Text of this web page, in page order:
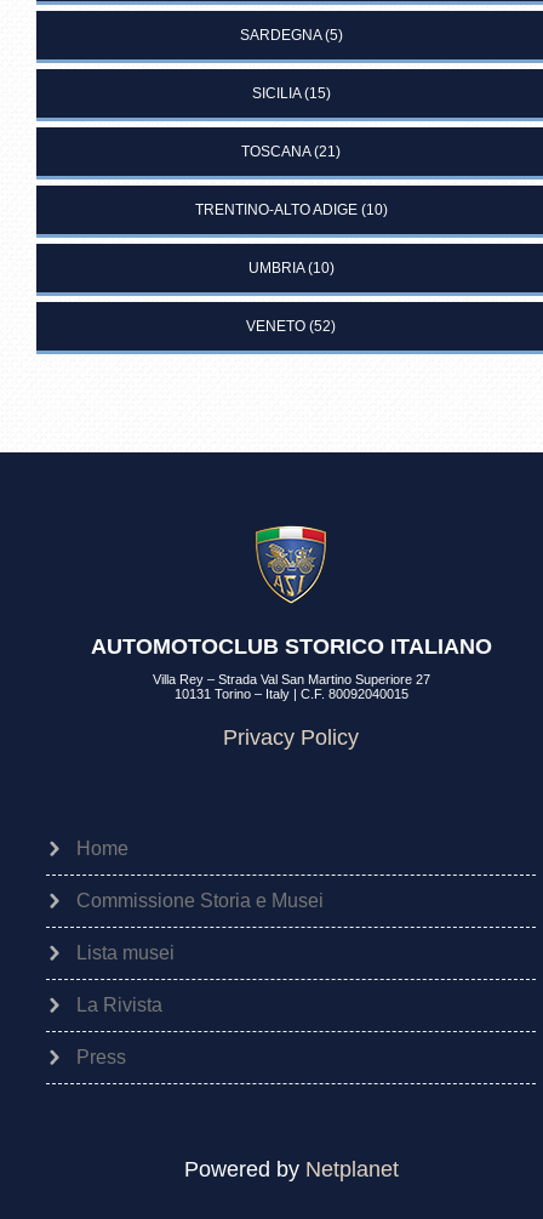
SARDEGNA(5)
SICILIA(15)
TOSCANA(21)
TRENTINO-ALTO ADIGE(10)
UMBRIA(10)
VENETO (52)
AUTOMOTOCLUB STORICO ITALIANO
Villa Rey – Strada Val San Martino Superiore 27
10131 Torino – Italy | C.F. 80092040015
Privacy Policy
Home
Commissione Storia e Musei
Lista musei
La Rivista
Press
Powered by Netplanet